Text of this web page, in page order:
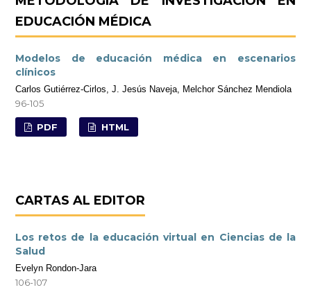
EDUCACIÓN MÉDICA
Modelos de educación médica en escenarios
clínicos
Carlos Gutiérrez-Cirlos, J. Jesús Naveja, Melchor Sánchez Mendiola
96-105
PDF HTML
CARTAS AL EDITOR
Los retos de la educación virtual en Ciencias de la
Salud
Evelyn Rondon-Jara
106-107